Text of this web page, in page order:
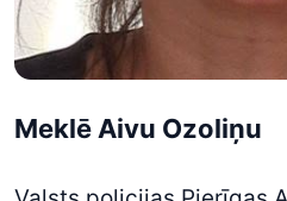
Meklē Aivu Ozoliņu